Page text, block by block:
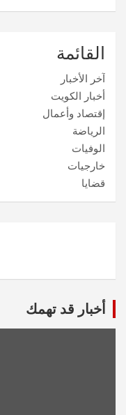
القائمة
آخر الأخبار
أخبار الكويت
إقتصاد وأعمال
الرياضة
الوفيات
خارجيات
قضايا
أخبار قد تهمك